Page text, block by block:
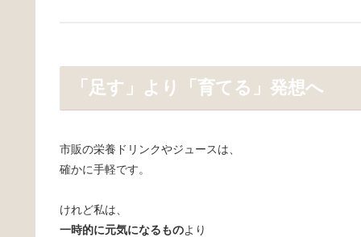
「足す」より「育てる」発想へ
市販の栄養ドリンクやジュースは、
確かに手軽です。
けれど私は、
一時的に元気になるものより